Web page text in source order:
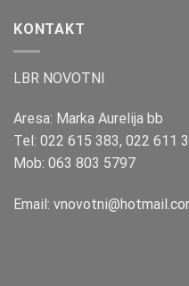
KONTAKT
LBR NOVOTNI
Aresa: Marka Aurelija bb
Tel: 022 615 383, 022 611
Mob: 063 803 5797
Email: